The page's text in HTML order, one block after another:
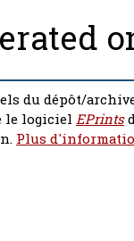
du dépôt/
le logiciel EPrints
Plus